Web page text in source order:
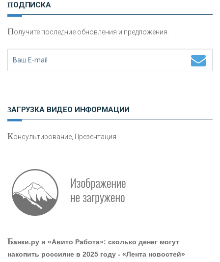
Работа мечты. Что банки делают для того, чтобы
привлечь и удержать персонал - «Интервью»
сохранения и увеличения капитала
ПОДПИСКА
Получите последние обновления и предложения.
ЗАГРУЗКА ВИДЕО ИНФОРМАЦИИ
Консультирование, Презентация
Банки.ру и «Авито Работа»: сколько денег могут
накопить россияне в 2025 году - «Лента новостей»